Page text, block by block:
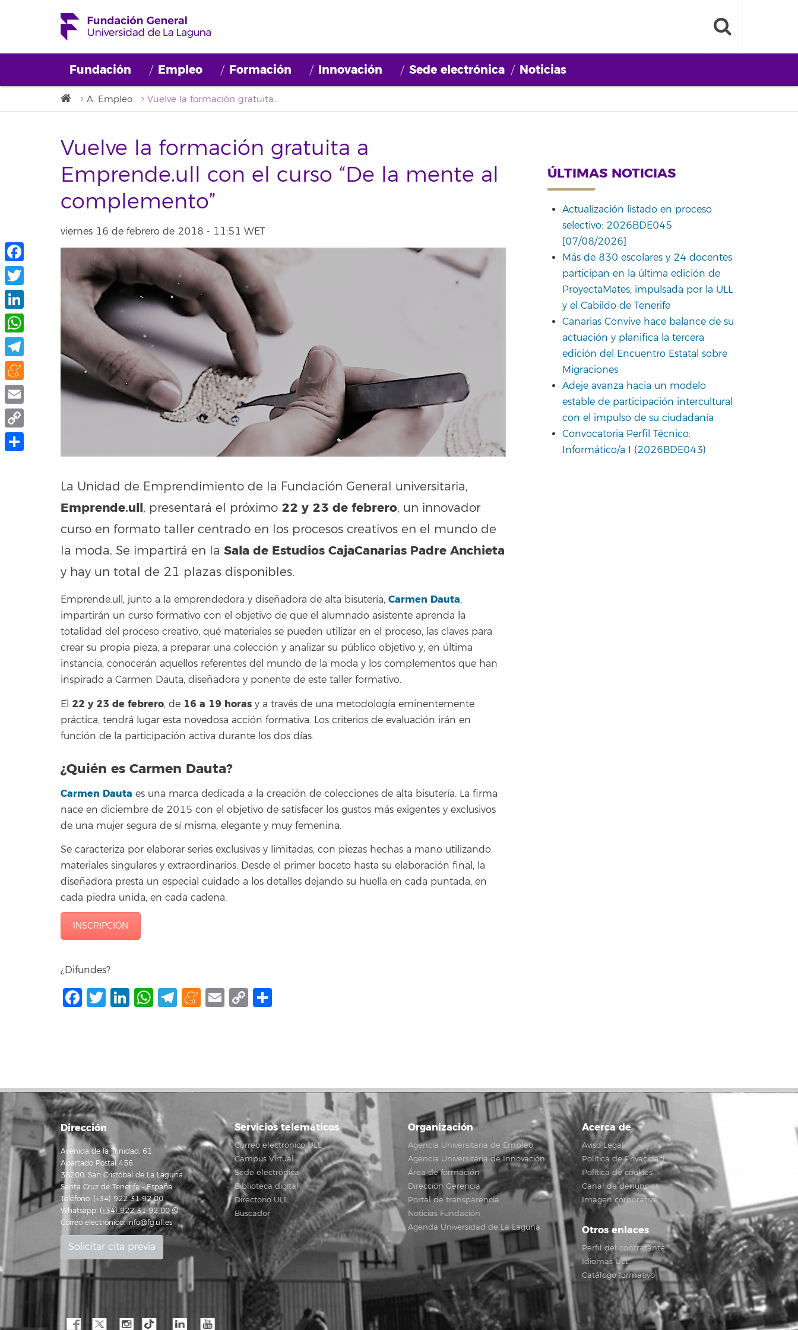
Fundación Empleo Formación Innovación Sede electrónica Noticias
A. Empleo Vuelve la formación gratuita a Emprende.ull con el curso “De la mente al complemento”
Vuelve la formación gratuita a
Emprende.ull con el curso “De la mente al
complemento”
viernes 16 de febrero de 2018 - 11:51 WET
La Unidad de Emprendimiento de la Fundación General universitaria,
Emprende.ull, presentará el próximo 22 y 23 de febrero, un innovador
curso en formato taller centrado en los procesos creativos en el mundo de
la moda. Se impartirá en la Sala de Estudios CajaCanarias Padre Anchieta
y hay un total de 21 plazas disponibles.
Emprende.ull, junto a la emprendedora y diseñadora de alta bisutería, Carmen Dauta,
impartirán un curso formativo con el objetivo de que el alumnado asistente aprenda la
totalidad del proceso creativo, qué materiales se pueden utilizar en el proceso, las claves para
crear su propia pieza, a preparar una colección y analizar su público objetivo y, en última
instancia, conocerán aquellos referentes del mundo de la moda y los complementos que han
inspirado a Carmen Dauta, diseñadora y ponente de este taller formativo.
El 22 y 23 de febrero, de 16 a 19 horas y a través de una metodología eminentemente
práctica, tendrá lugar esta novedosa acción formativa. Los criterios de evaluación irán en
función de la participación activa durante los dos días.
¿Quién es Carmen Dauta?
Carmen Dauta es una marca dedicada a la creación de colecciones de alta bisutería. La firma
nace en diciembre de 2015 con el objetivo de satisfacer los gustos más exigentes y exclusivos
de una mujer segura de sí misma, elegante y muy femenina.
Se caracteriza por elaborar series exclusivas y limitadas, con piezas hechas a mano utilizando
materiales singulares y extraordinarios. Desde el primer boceto hasta su elaboración final, la
diseñadora presta un especial cuidado a los detalles dejando su huella en cada puntada, en
cada piedra unida, en cada cadena.
INSCRIPCIÓN
¿Difundes?
Facebook
Twitter
LinkedIn
WhatsApp
Telegram
Meneame
Email
Copy
ÚLTIMAS NOTICIAS
Actualización listado en proceso
selectivo: 2026BDE045
[07/08/2026]
Más de 830 escolares y 24 docentes
participan en la última edición de
ProyectaMates, impulsada por la ULL
y el Cabildo de Tenerife
Canarias Convive hace balance de su
actuación y planifica la tercera
edición del Encuentro Estatal sobre
Migraciones
Adeje avanza hacia un modelo
estable de participación intercultural
con el impulso de su ciudadanía
Convocatoria Perfil Técnico:
Informático/a I (2026BDE043)
Dirección
Avenida de la Trinidad, 61
Apartado Postal 456
38200, San Cristóbal de La Laguna
Santa Cruz de Tenerife - España
Teléfono: (+34) 922 31 92 00
Whatsapp: (+34) 922 31 92 00
Correo electrónico:info@fg.ull.es
Solicitar cita previa
Servicios telemáticos
Correo electrónico ULL
Campus Virtual
Sede electrónica
Biblioteca digital
Directorio ULL
Buscador
Organización
Agencia Universitaria de Empleo
Agencia Universitaria de Innovación
Área de formación
Dirección Gerencia
Portal de transparencia
Noticias Fundación
Agenda Universidad de La Laguna
Acerca de
Aviso Legal
Política de Privacidad
Política de cookies
Canal de denuncias
Imagen corporativa
Otros enlaces
Perfil del contratante
Idiomas ULL
Catálogo formativo
Facebook
Twitter
LinkedIn
WhatsApp
Telegram
Meneame
Email
Copy